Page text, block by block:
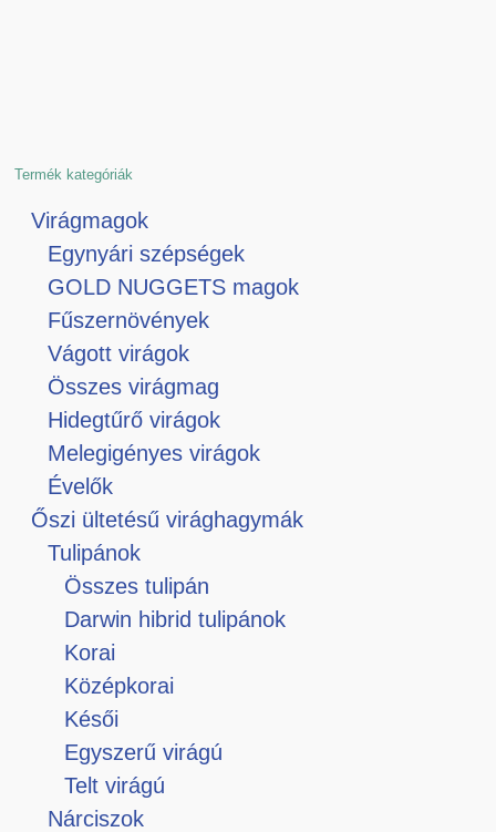
Termék kategóriák
Virágmagok
Egynyári szépségek
GOLD NUGGETS magok
Fűszernövények
Vágott virágok
Összes virágmag
Hidegtűrő virágok
Melegigényes virágok
Évelők
Őszi ültetésű virághagymák
Tulipánok
Összes tulipán
Darwin hibrid tulipánok
Korai
Középkorai
Késői
Egyszerű virágú
Telt virágú
Nárciszok